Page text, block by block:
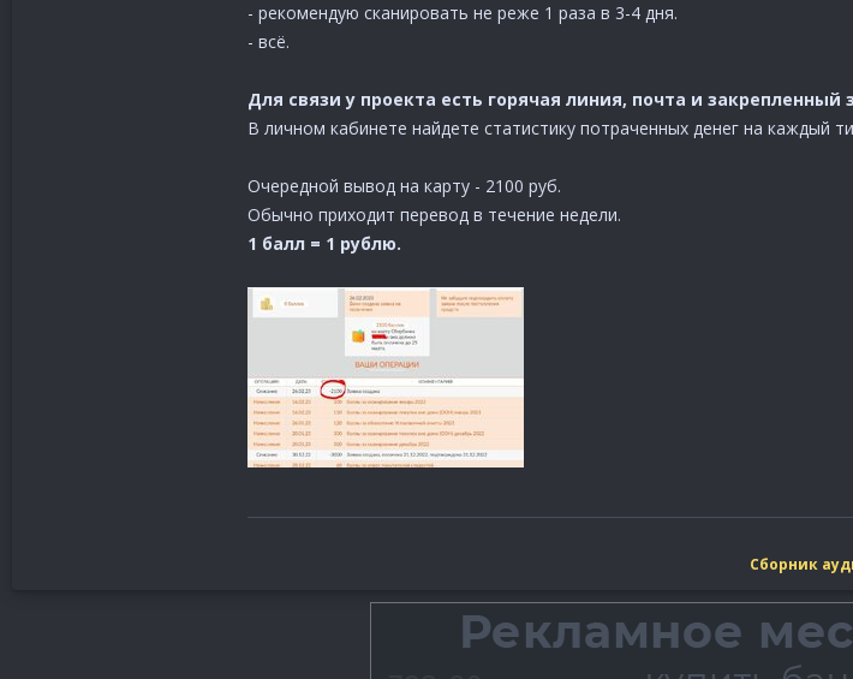
- рекомендую сканировать не реже 1 раза в 3-4 дня.
- всё.
Для связи у проекта есть горячая линия, почта и закрепленный
В личном кабинете найдете статистику потраченных денег на каждый
Очередной вывод на карту - 2100 руб.
Обычно приходит перевод в течение недели.
1 балл = 1 рублю.
Сборник